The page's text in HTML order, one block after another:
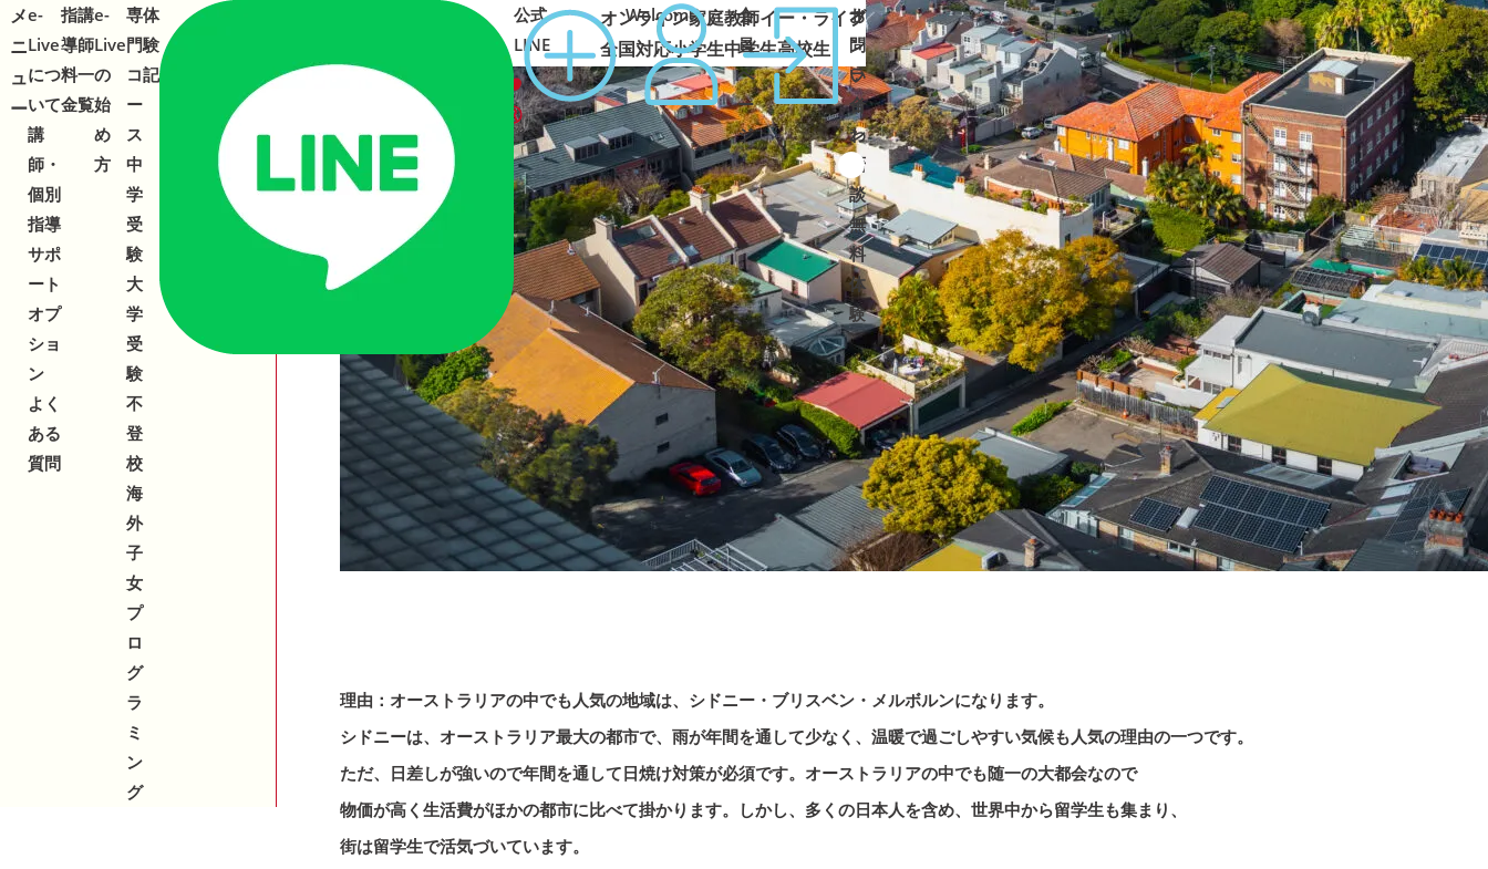
メ
ニ
ュ
ー
オンライン家庭教師イー・ライブ
全国対応小学生中学生高校生
メ
ニ
ュ
ー
e-
Live
につ
いて
講
師・
個別
指導
サポ
ート
オプ
ショ
ン
よく
ある
質問
指
導
料
金
講
師
一
覧
e-
Live
の
始
め
方
専
門
コ
ー
ス
中
学
受
験
大
学
受
験
不
登
校
海
外
子
女
プ
ロ
グ
ラ
ミ
ン
グ
体
験
記
公式
LINE
Welcome
会
員
ペ
ー
ジ
オ
ン
ラ
イ
ン
面
談
お
問
い
合
わ
せ
・
無
料
体
験
➜
理由：オーストラリアの中でも人気の地域は、シドニー・ブリスベン・メルボルンになります。
シドニーは、オーストラリア最大の都市で、雨が年間を通して少なく、温暖で過ごしやすい気候も人気の理由の一つです。
ただ、日差しが強いので年間を通して日焼け対策が必須です。オーストラリアの中でも随一の大都会なので
物価が高く生活費がほかの都市に比べて掛かります。しかし、多くの日本人を含め、世界中から留学生も集まり、
街は留学生で活気づいています。